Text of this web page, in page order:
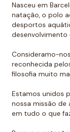
tamanho
Nasceu em
natação, o polo
desportos
Consideramo-
reconhecida
filosofia muito
Estamos unidos
nossa missão de
em tudo o que